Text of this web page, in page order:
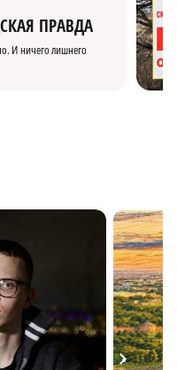
ПРАВДА
И ничего лишнего